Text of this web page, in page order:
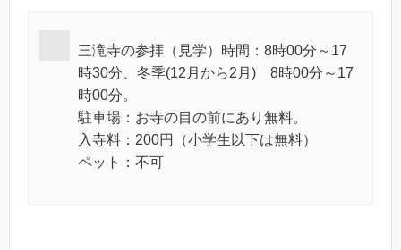
三滝寺の参拝（見学）時間：8時00分～17
時30分、冬季(12月から2月) 8時00分～17
時00分。
駐車場：お寺の目の前にあり無料。
入寺料：200円（小学生以下は無料）
ペット：不可